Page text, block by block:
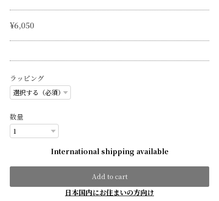
¥6,050
ラッピング
数量
International shipping available
Add to cart
日本国内にお住まいの方向け